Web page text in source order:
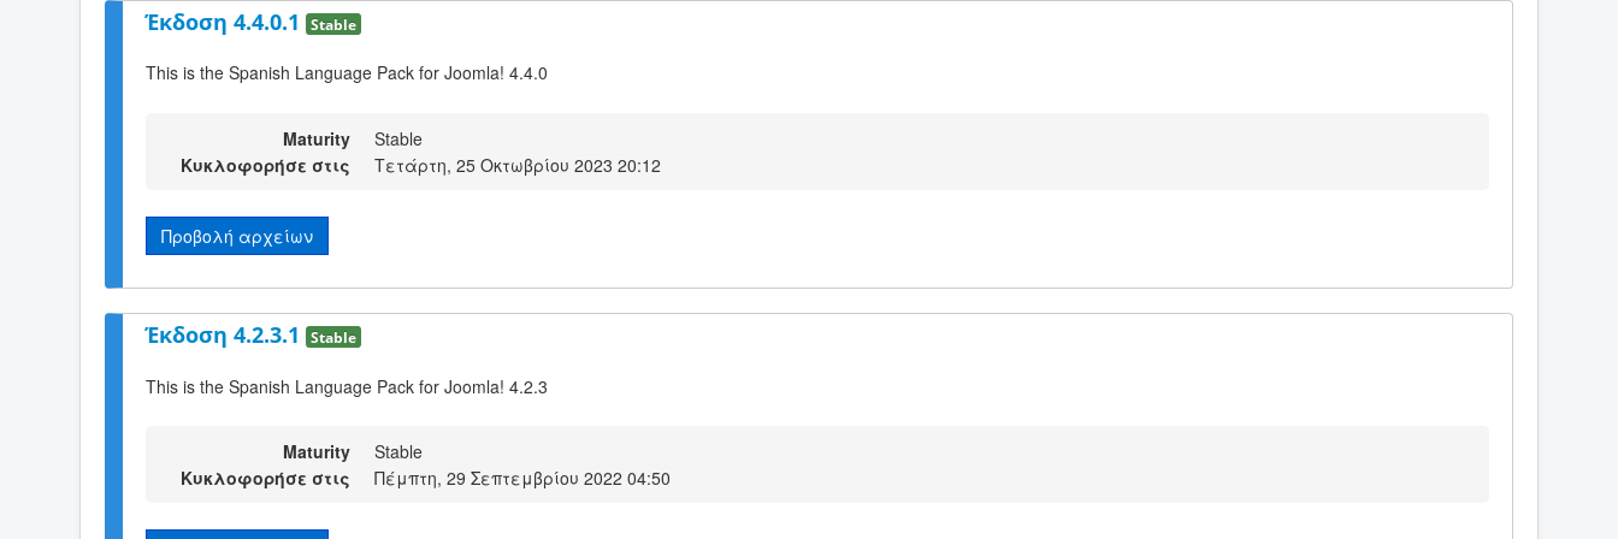
Έκδοση 4.4.0.1 Stable
This is the Spanish Language Pack for Joomla! 4.4.0
Maturity
Stable
Κυκλοφορήσε στις
Τετάρτη, 25 Οκτωβρίου 2023 20:12
Προβολή αρχείων
Έκδοση 4.2.3.1 Stable
This is the Spanish Language Pack for Joomla! 4.2.3
Maturity
Stable
Κυκλοφορήσε στις
Πέμπτη, 29 Σεπτεμβρίου 2022 04:50